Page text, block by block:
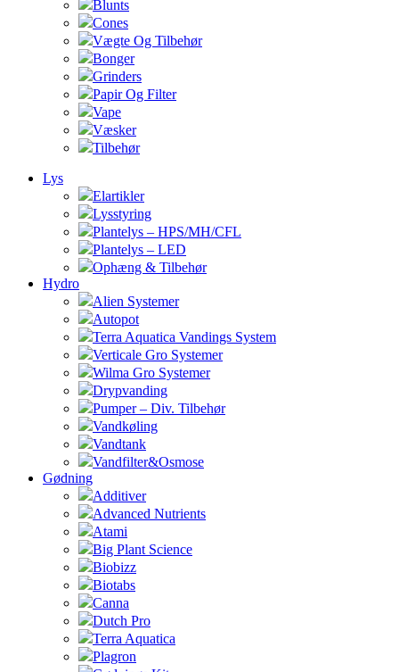
Blunts
Cones
Vægte Og Tilbehør
Bonger
Grinders
Papir Og Filter
Vape
Væsker
Tilbehør
Lys
Elartikler
Lysstyring
Plantelys – HPS/MH/CFL
Plantelys – LED
Ophæng & Tilbehør
Hydro
Alien Systemer
Autopot
Terra Aquatica Vandings System
Verticale Gro Systemer
Wilma Gro Systemer
Drypvanding
Pumper – Div. Tilbehør
Vandkøling
Vandtank
Vandfilter&Osmose
Gødning
Additiver
Advanced Nutrients
Atami
Big Plant Science
Biobizz
Biotabs
Canna
Dutch Pro
Terra Aquatica
Plagron